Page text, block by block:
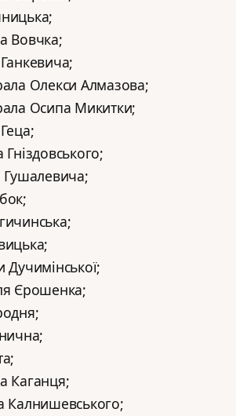
Вовчка;
Олекси Алмазова;
Осипа Микитки;
Гушалевича;
Дучимінської;
Єрошенка;
Каганця;
Калнишевського;